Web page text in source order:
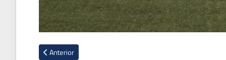
Artículo anterior: Geiner Segura: ''Hay una historia que
Anterior